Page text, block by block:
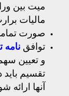
میت بین
مالیات
صورت
توافق نامه
و تعیین
تقسیم باید
آنها